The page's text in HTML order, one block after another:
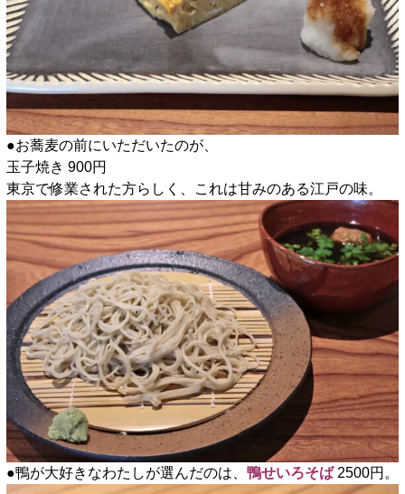
●お蕎麦の前にいただいたのが、
玉子焼き 900円
東京で修業された方らしく、これは甘みのある江戸の味。
●鴨が大好きなわたしが選んだのは、 鴨せいろそば2500円。